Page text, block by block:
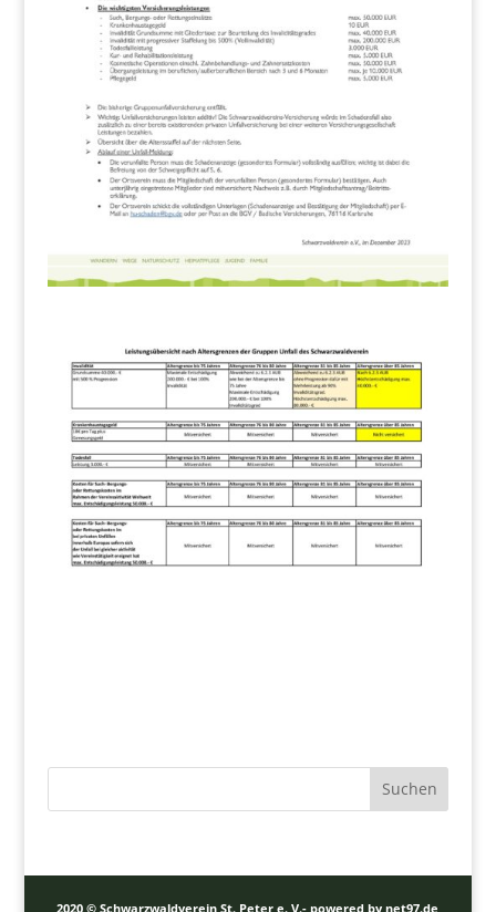
2020 © Schwarzwaldverein St. Peter e. V.- powered by net97.de